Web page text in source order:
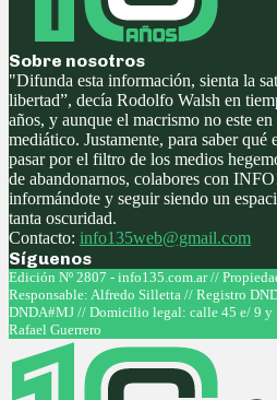
Sobre nosotros
"Difunda esta información, sienta la
libertad”, decía Rodolfo Walsh en
años, y aunque el macrismo no este
mediático. Justamente, para saber qué
pasar por el filtro de los medios
de abandonarnos, colabores con
informándote y seguir siendo un
tanta oscuridad.
Contacto: info135web@gmail.com
Síguenos
Facebook
Twitter
Instagram
Youtube
Edición Nº 2807 - info135.com.ar //
Responsable: Alfredo Silletta // Registro
DNDA#MJ // Domicilio legal: calle 45 e/ 9 y
Rafael Guerrero